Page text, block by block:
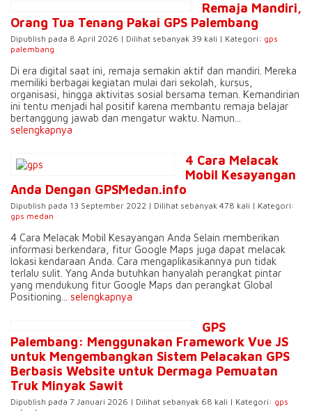
Remaja Mandiri,
Orang Tua Tenang Pakai GPS Palembang
Dipublish pada 8 April 2026 | Dilihat sebanyak 39 kali | Kategori: gps
palembang
Di era digital saat ini, remaja semakin aktif dan mandiri. Mereka
memiliki berbagai kegiatan mulai dari sekolah, kursus,
organisasi, hingga aktivitas sosial bersama teman. Kemandirian
ini tentu menjadi hal positif karena membantu remaja belajar
bertanggung jawab dan mengatur waktu. Namun...
selengkapnya
4 Cara Melacak
Mobil Kesayangan
Anda Dengan GPSMedan.info
Dipublish pada 13 September 2022 | Dilihat sebanyak 478 kali | Kategori:
gps medan
4 Cara Melacak Mobil Kesayangan Anda Selain memberikan
informasi berkendara, fitur Google Maps juga dapat melacak
lokasi kendaraan Anda. Cara mengaplikasikannya pun tidak
terlalu sulit. Yang Anda butuhkan hanyalah perangkat pintar
yang mendukung fitur Google Maps dan perangkat Global
Positioning... selengkapnya
GPS
Palembang: Menggunakan Framework Vue JS
untuk Mengembangkan Sistem Pelacakan GPS
Berbasis Website untuk Dermaga Pemuatan
Truk Minyak Sawit
Dipublish pada 7 Januari 2026 | Dilihat sebanyak 68 kali | Kategori: gps